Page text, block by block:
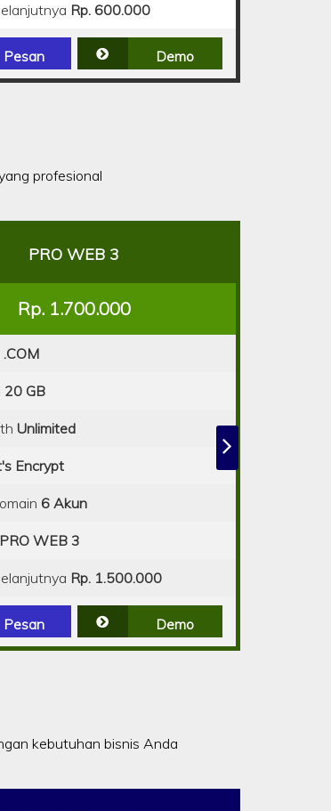
Rp. 600.000
Pesan Demo
profesional
PRO WEB 3
Rp. 1.700.000
.COM
20 GB
Unlimited
Encrypt
6 Akun
PRO WEB 3
Rp. 1.500.000
Pesan Demo
kebutuhan bisnis Anda